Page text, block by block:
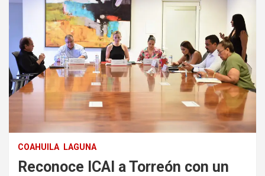
COAHUILA LAGUNA
Reconoce ICAI a Torreón con un